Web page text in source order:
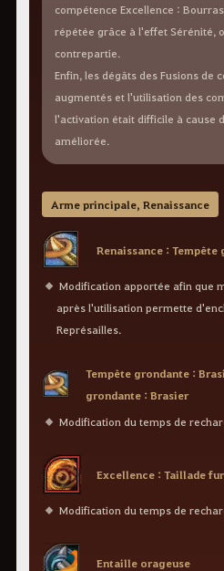
compétence Excellence :
répétée grâce à l'effet Sérénité,
contrepartie.
Enfin, les dégâts des Fusions de
augmentés et l'utilisation des
l'activation était difficile à cause
améliorée.
Arme principale, Renaissance
Renaissance :
Modification apportée afin que
après l'utilisation permette
Représailles.
Tempête grondante :
grondante : Brasier
Modification du temps de
Excellence : Taillade
Modification du temps de
Entaille orageuse